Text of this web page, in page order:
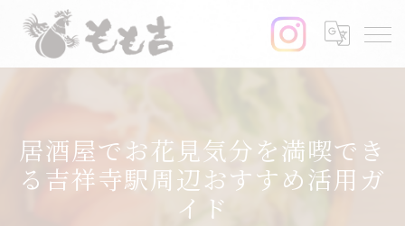
居酒屋でお花見気分を満喫でき
る吉祥寺駅周辺おすすめ活用ガ
イド